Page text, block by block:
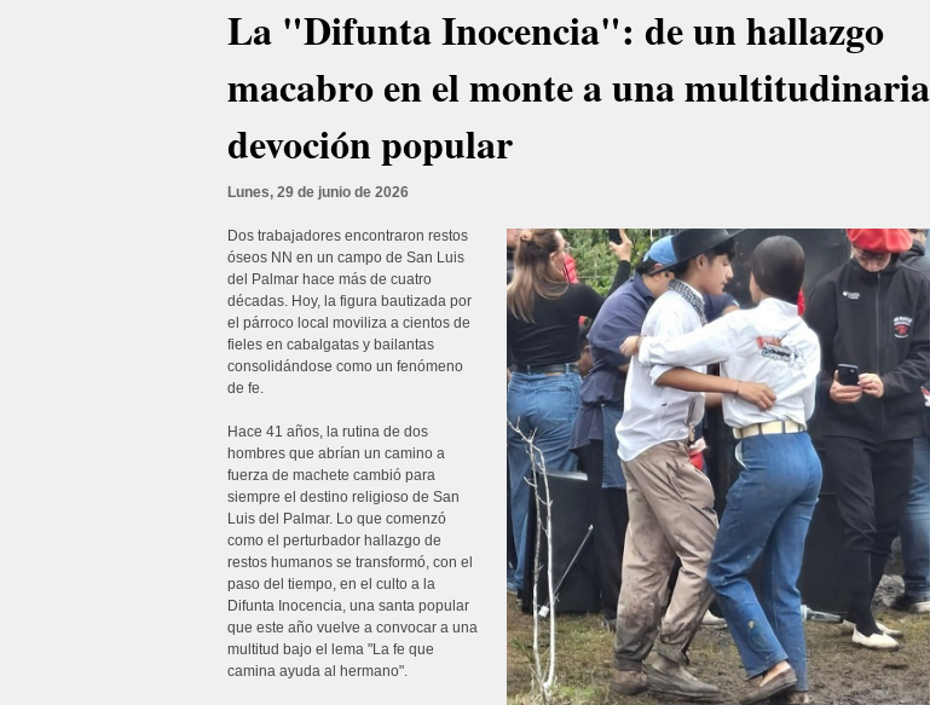
La "Difunta Inocencia": de un hallazgo
macabro en el monte a una multitudinaria
devoción popular
Lunes, 29 de junio de 2026
Dos trabajadores encontraron restos
óseos NN en un campo de San Luis
del Palmar hace más de cuatro
décadas. Hoy, la figura bautizada por
el párroco local moviliza a cientos de
fieles en cabalgatas y bailantas
consolidándose como un fenómeno
de fe.
Hace 41 años, la rutina de dos
hombres que abrían un camino a
fuerza de machete cambió para
siempre el destino religioso de San
Luis del Palmar. Lo que comenzó
como el perturbador hallazgo de
restos humanos se transformó, con el
paso del tiempo, en el culto a la
Difunta Inocencia, una santa popular
que este año vuelve a convocar a una
multitud bajo el lema "La fe que
camina ayuda al hermano".